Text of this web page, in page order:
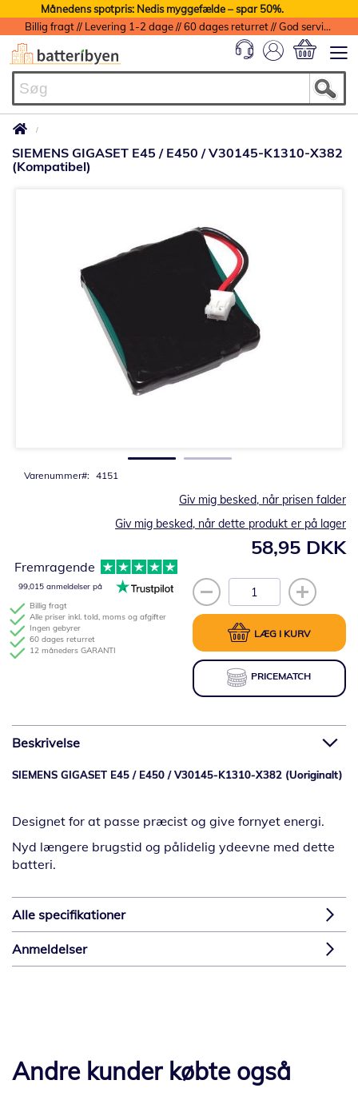
Månedens spotpris: Nedis myggefælde – spar 50%.
Billig fragt // Levering 1-2 dage // 60 dages returret // God service med garanti
SIEMENS GIGASET E45 / E450 / V30145-K1310-X382
(Kompatibel)
Varenummer 4151
58,95 DKK
Giv mig besked, når prisen falder
Giv mig besked, når dette produkt er på lager
LÆG I KURV
PRICEMATCH
Billig fragt
Alle priser inkl. told, moms og afgifter
Ingen gebyrer
60 dages returret
12 måneders GARANTI
Fremragende
99,015 anmeldelser på
Beskrivelse
SIEMENS GIGASET E45 / E450 / V30145-K1310-X382 (Uoriginalt)
Designet for at passe præcist og give fornyet energi.
Nyd længere brugstid og pålidelig ydeevne med dette
batteri.
Alle specifikationer
Anmeldelser
Andre kunder købte også